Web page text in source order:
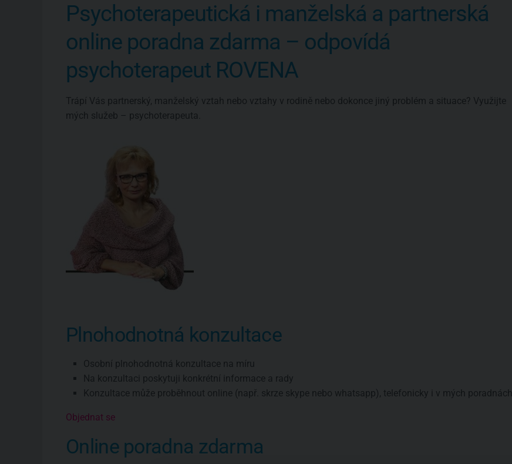
Psychoterapeutická i manželská a partnerská
online poradna zdarma – odpovídá
psychoterapeut ROVENA
Trápí Vás partnerský, manželský vztah nebo vztahy v rodině nebo dokonce jiný problém a situace? Využijte
mých služeb – psychoterapeuta.
Plnohodnotná konzultace
Osobní plnohodnotná konzultace na míru
Na konzultaci poskytuji konkrétní informace a rady
Konzultace může proběhnout online (např. skrze skype nebo whatsapp), telefonicky i v mých poradnách
Objednat se
Online poradna zdarma